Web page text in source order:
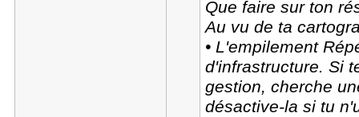
Que faire sur ton
Au vu de ta
• L'empilement
d'infrastructure. Si
gestion, cherche
désactive-la si tu